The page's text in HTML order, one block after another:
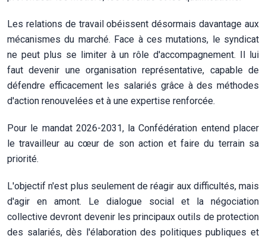
Les relations de travail obéissent désormais davantage aux
mécanismes du marché. Face à ces mutations, le syndicat
ne peut plus se limiter à un rôle d'accompagnement. Il lui
faut devenir une organisation représentative, capable de
défendre efficacement les salariés grâce à des méthodes
d'action renouvelées et à une expertise renforcée.
Pour le mandat 2026-2031, la Confédération entend placer
le travailleur au cœur de son action et faire du terrain sa
priorité.
L'objectif n'est plus seulement de réagir aux difficultés, mais
d'agir en amont. Le dialogue social et la négociation
collective devront devenir les principaux outils de protection
des salariés, dès l'élaboration des politiques publiques et